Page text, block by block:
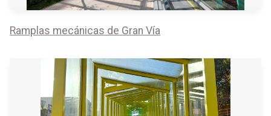
Ramplas mecánicas de Gran Vía